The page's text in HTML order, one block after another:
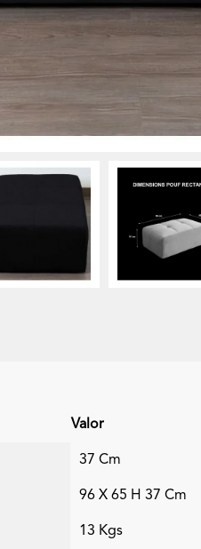
Valor
37 Cm
96 X 65 H 37 Cm
13 Kgs